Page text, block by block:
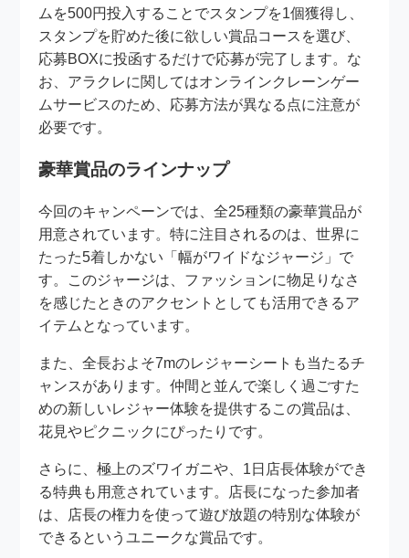
ムを500円投入することでスタンプを1個獲得し、
スタンプを貯めた後に欲しい賞品コースを選び、
応募BOXに投函するだけで応募が完了します。な
お、アラクレに関してはオンラインクレーンゲー
ムサービスのため、応募方法が異なる点に注意が
必要です。
豪華賞品のラインナップ
今回のキャンペーンでは、全25種類の豪華賞品が
用意されています。特に注目されるのは、世界に
たった5着しかない「幅がワイドなジャージ」で
す。このジャージは、ファッションに物足りなさ
を感じたときのアクセントとしても活用できるア
イテムとなっています。
また、全長およそ7mのレジャーシートも当たるチ
ャンスがあります。仲間と並んで楽しく過ごすた
めの新しいレジャー体験を提供するこの賞品は、
花見やピクニックにぴったりです。
さらに、極上のズワイガニや、1日店長体験ができ
る特典も用意されています。店長になった参加者
は、店長の権力を使って遊び放題の特別な体験が
できるというユニークな賞品です。